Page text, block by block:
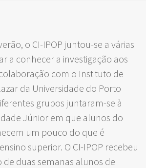
o CI-IPOP juntou-se a várias
a conhecer a investigação aos
com o Instituto de
da Universidade do Porto
grupos juntaram-se à
Júnior em que alunos do
um pouco do que é
superior. O CI-IPOP recebeu
de duas semanas alunos de